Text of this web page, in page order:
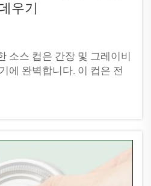
우기
소스 컵은 간장 및 그레이비
에 완벽합니다. 이 컵은 전
용할 수 있도록 특별히 설
갈라질 걱정이 없습니다. 뤼
용해 데우세요...